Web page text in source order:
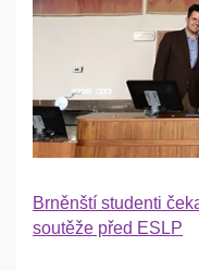
Brněnští studenti
soutěže před ESLP